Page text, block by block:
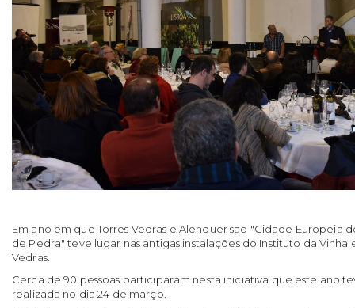
Em ano em que Torres Vedras e Alenquer são "Cidade Europeia
de Pedra" teve lugar nas antigas instalações do Instituto da Vinha
Vedras.
Cerca de 90 pessoas participaram nesta iniciativa que este ano
realizada no dia 24 de março.